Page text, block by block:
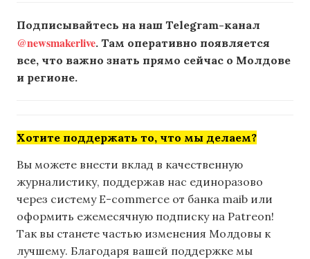
Подписывайтесь на наш Telegram-канал
@newsmakerlive. Там оперативно появляется
все, что важно знать прямо сейчас о Молдове
и регионе.
Хотите поддержать то, что мы делаем?
Вы можете внести вклад в качественную
журналистику, поддержав нас единоразово
через систему E-commerce от банка maib или
оформить ежемесячную подписку на Patreon!
Так вы станете частью изменения Молдовы к
лучшему. Благодаря вашей поддержке мы